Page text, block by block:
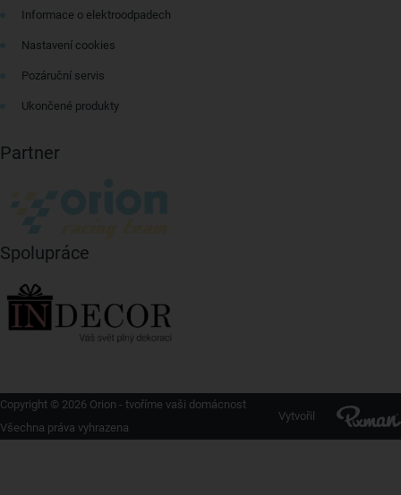
Informace o elektroodpadech
Nastavení cookies
Pozáruční servis
Ukončené produkty
Partner
Spolupráce
Copyright © 2026 Orion - tvoříme vaši domácnost
Všechna práva vyhrazena
Vytvořil